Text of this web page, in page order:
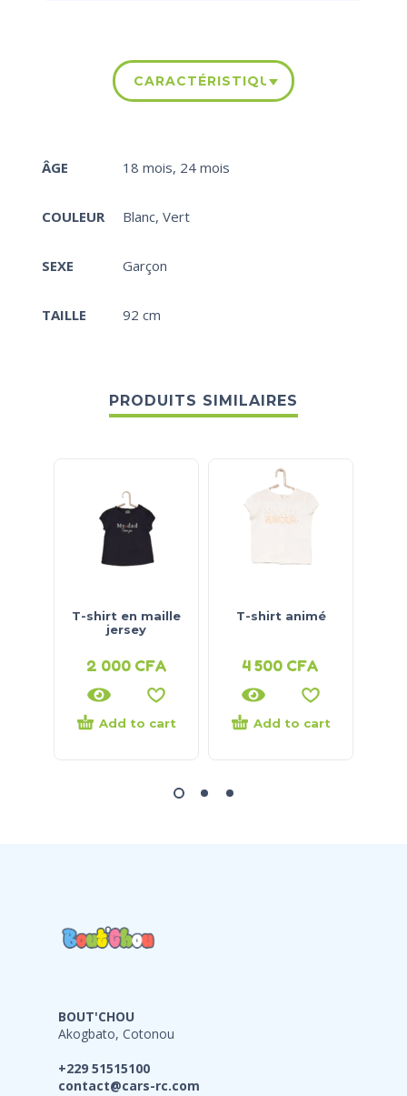
CARACTÉRISTIQUES
ÂGE 18 mois, 24 mois
COULEUR Blanc, Vert
SEXE Garçon
TAILLE 92 cm
PRODUITS SIMILAIRES
T-shirt en maille
jersey
2 000 CFA
Add to cart
T-shirt animé
4 500 CFA
Add to cart
BOUT'CHOU
Akogbato, Cotonou
+229 51515100
contact@cars-rc.com